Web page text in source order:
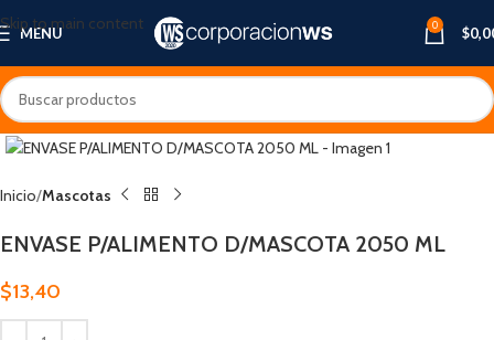
Skip to main content
MENU 0 $
Inicio Mascotas
ENVASE P/ALIMENTO D/MASCOTA 2050 ML
$13,40